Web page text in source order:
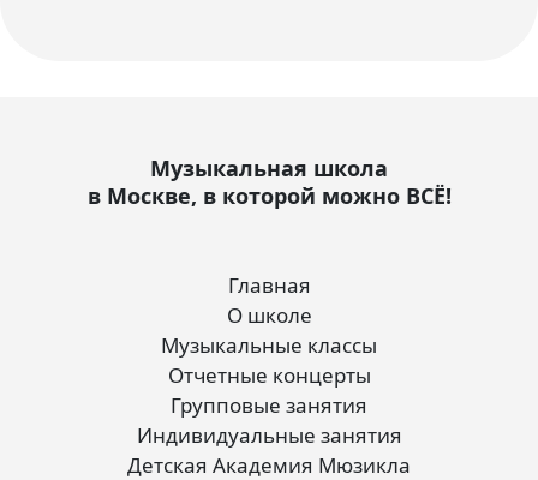
Музыкальная школа
в Москве, в которой можно ВСЁ!
Главная
О школе
Музыкальные классы
Отчетные концерты
Групповые занятия
Индивидуальные занятия
Детская Академия Мюзикла